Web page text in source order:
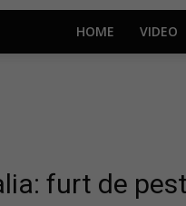
HOME VIDEO
furt de